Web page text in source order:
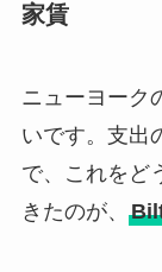
家賃
ニューヨーク
いです。支出
で、これをど
きたのが、